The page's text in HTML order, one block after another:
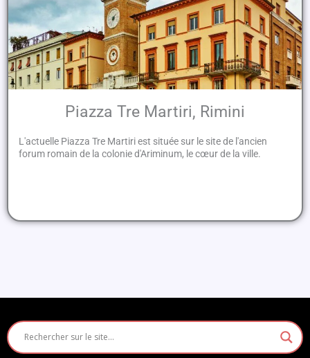
Piazza Tre Martiri, Rimini
L'actuelle Piazza Tre Martiri est située sur le site de l'ancien
forum romain de la colonie d'Ariminum, le cœur de la ville.